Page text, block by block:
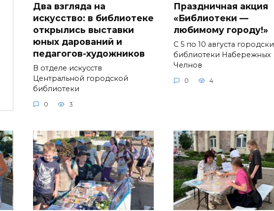
Два взгляда на
искусство: в библиотеке
открылись выставки
юных дарований и
педагогов-художников
В отделе искусств
Центральной городской
библиотеки
0 3
Праздничная акция
«Библиотеки —
любимому городу!»
С 5 по 10 августа
библиотеки Набережных
Челнов
0 4